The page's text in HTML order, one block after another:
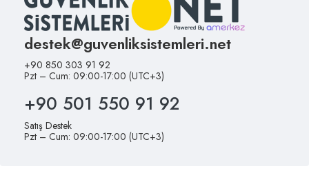
destek@guvenliksistemleri.net
+90 850 303 91 92
Pzt – Cum: 09:00-17:00 (UTC+3)
+90 501 550 91 92
Satış Destek
Pzt – Cum: 09:00-17:00 (UTC+3)